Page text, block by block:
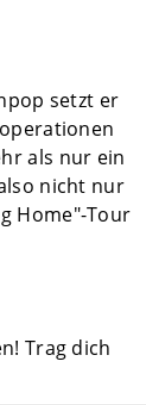
setzt er
als nur ein
nicht nur
Home"-Tour
Trag dich